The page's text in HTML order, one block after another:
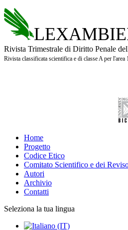
Rivista Trimestrale di Diritto Penale
Rivista classificata scientifica e di classe A per
Home
Progetto
Codice Etico
Comitato Scientifico e dei
Autori
Archivio
Contatti
Seleziona la tua lingua